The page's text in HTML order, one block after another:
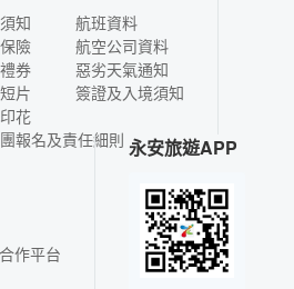
知
險
券
片
花
航班資料
航空公司資料
惡劣天氣通知
簽證及入境須知
報名及責任細則
作平台
永安旅遊APP